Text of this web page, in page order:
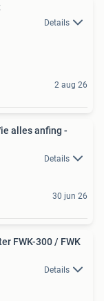
Details
2 aug 26
alles anfing -
Details
30 jun 26
FWK-300 / FWK
Details